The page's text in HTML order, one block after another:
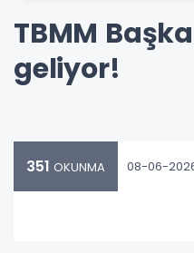
TBMM
geliyor!
351 OKUNMA 08-06-